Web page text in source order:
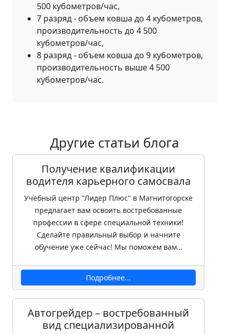
500 кубометров/час,
7 разряд - объем ковша до 4 кубометров,
производительность до 4 500
кубометров/час,
8 разряд - объем ковша до 9 кубометров,
производительность выше 4 500
кубометров/час.
Другие статьи блога
Получение квалификации
водителя карьерного самосвала
Учебный центр "Лидер Плюс" в Магнитогорске
предлагает вам освоить востребованные
профессии в сфере специальной техники!
Сделайте правильный выбор и начните
обучение уже сейчас! Мы поможем вам…
Подробнее...
Автогрейдер – востребованный
вид специализированной